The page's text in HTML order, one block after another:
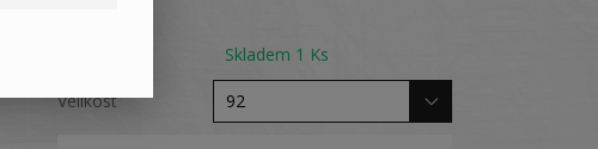
Skladem 1 Ks
Velikost